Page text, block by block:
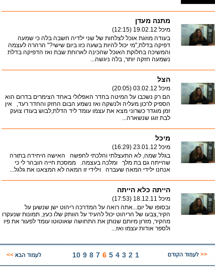
מתנה מעדן
מיכל 19.02.12 (12:15)
בעודה מוזגת אוכל לצלחות של שני ילדיה חשבה בלה כי שמעה
דפיקה בדלת,"מי יכול להיות בשעה כזו ביום שישי?" הרהרה לעצמה
והמשיכה בחלוקת האוכל שהכינה לארוחת שבת ואז הדפיקה בדלת
נשמעה חזקה יותר, בלה ניגשה...
הצל
מיכל 03.02.12 (20:05)
הם רק נשכבו על המיטה בחדר האפלולי באחד הצימרים בדרום הוא
הספיק לרכון מעליה ולנשקה ואז נשמע הבום החזק והחדר רעד, אין
זמן מוגדר כשרוני מצא את עצמו עומד ליד הדלת,לבוש בעודו צועק
לבת זוגו שנשארה...
מיכל
מיכל 23.01.12 (16:29)
בגלל שמה, לא התעצלתי והלכתי לחפשה האישה היחידה בתורה
שהייתה גם בת מלך ומלכה בעצמה. ממסכת חייה הובהר לי כי
אנחנו ילידי המאה שעברה וילידי זו המאה לא המצאנו את גלגל...
הייתה כלא הייתה
מיכל 18.12.11 (17:53)
ובסופו של יום...אתה רואה על המדרכה ריהוט ישן שנשען על
הקיר,צבעו של הריהוט יכול להעיד על הוותק שלו כעץ, תמונות שנעקרו
מהקיר, מזרון מיותם שנותן את התחושה שאוטוטו עומד לפעור את פיו
ולספר אודות עצמו ואז...
1
2
3
4
5
6
7
8
9
10